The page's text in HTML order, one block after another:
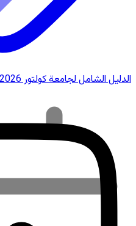
الدليل الشامل لجامعة كولتور 2026